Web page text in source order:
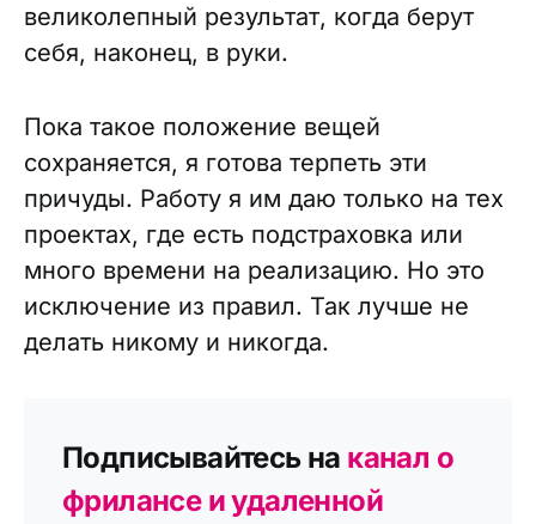
великолепный результат, когда берут
себя, наконец, в руки.
Пока такое положение вещей
сохраняется, я готова терпеть эти
причуды. Работу я им даю только на тех
проектах, где есть подстраховка или
много времени на реализацию. Но это
исключение из правил. Так лучше не
делать никому и никогда.
Подписывайтесь на канал о
фрилансе и удаленной